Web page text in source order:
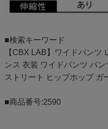
■検索キーワード
【CBX LAB】ワイドパンツ
ンス 衣装 ワイドパンツ パ
ストリート ヒップホップ ガ
■商品番号:2590